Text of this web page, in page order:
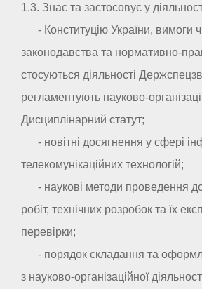
1.3. Знає та застосовує у
- Конституцію України, вимоги
законодавства та нормативно-
стосуються діяльності
регламентують науково-
Дисциплінарний статут;
- новітні досягнення у сфері
телекомунікаційних технологій;
- наукові методи проведення
робіт, технічних розробок та їх
перевірки;
- порядок складання та
з науково-організаційної